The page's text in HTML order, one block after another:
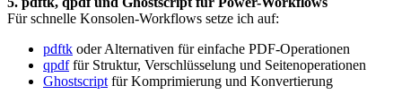
Für schnelle Konsolen-Workflows setze ich auf:
pdftk oder Alternativen für einfache PDF-Operationen
qpdffür Struktur, Verschlüsselung und Seitenoperationen
Ghostscript für Komprimierung und Konvertierung